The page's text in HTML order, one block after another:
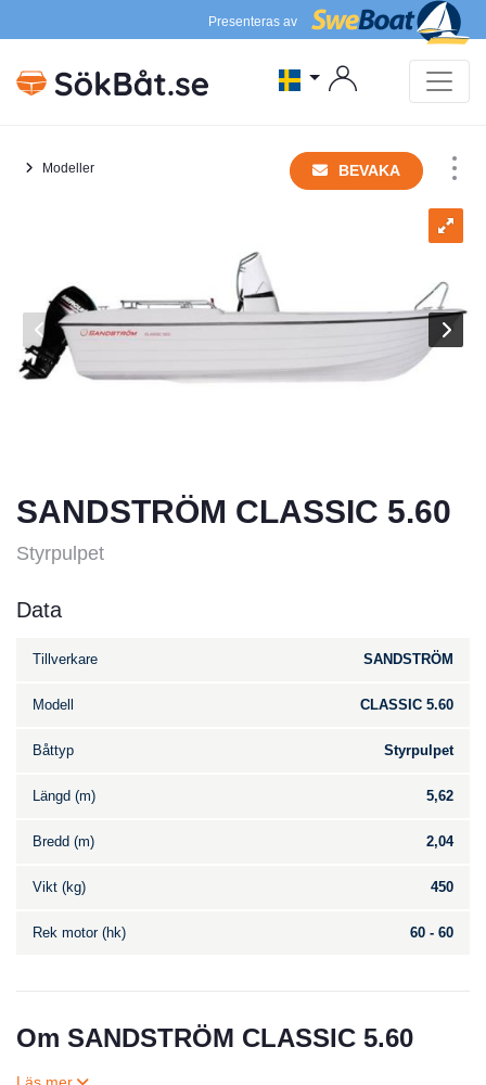
Presenteras av
Modeller BEVAKA
SANDSTRÖM CLASSIC 5.60
Styrpulpet
Data
Tillverkare SANDSTRÖM
Modell CLASSIC 5.60
Båttyp Styrpulpet
Längd (m) 5,62
Bredd (m) 2,04
Vikt (kg) 450
Rek motor (hk) 60 - 60
Om SANDSTRÖM CLASSIC 5.60